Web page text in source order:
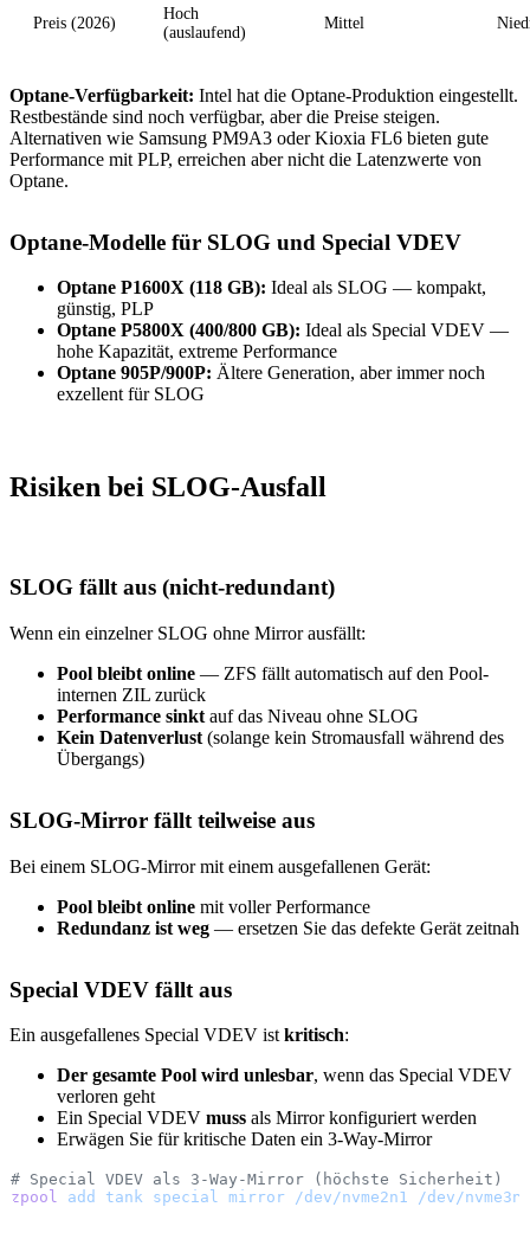
Preis (2026)
Hoch
(auslaufend)
Mittel
Optane-Verfügbarkeit: Intel hat die Optane-Produktion eingestellt.
Restbestände sind noch verfügbar, aber die Preise steigen.
Alternativen wie Samsung PM9A3 oder Kioxia FL6 bieten gute
Performance mit PLP, erreichen aber nicht die Latenzwerte von
Optane.
Optane-Modelle für SLOG und Special VDEV
Optane P1600X (118 GB): Ideal als SLOG — kompakt,
günstig, PLP
Optane P5800X (400/800 GB): Ideal als Special VDEV —
hohe Kapazität, extreme Performance
Optane 905P/900P: Ältere Generation, aber immer noch
exzellent für SLOG
Risiken bei SLOG-Ausfall
SLOG fällt aus (nicht-redundant)
Wenn ein einzelner SLOG ohne Mirror ausfällt:
Pool bleibt online — ZFS fällt automatisch auf den Pool-
internen ZIL zurück
Performance sinkt auf das Niveau ohne SLOG
Kein Datenverlust (solange kein Stromausfall während des
Übergangs)
SLOG-Mirror fällt teilweise aus
Bei einem SLOG-Mirror mit einem ausgefallenen Gerät:
Pool bleibt online mit voller Performance
Redundanz ist weg — ersetzen Sie das defekte Gerät zeitnah
Special VDEV fällt aus
Ein ausgefallenes Special VDEV istkritisch:
Der gesamte Pool wird unlesbar, wenn das Special VDEV
verloren geht
Ein Special VDEV muss als Mirror konfiguriert werden
Erwägen Sie für kritische Daten ein 3-Way-Mirror
# Special VDEV als 3-Way-Mirror (höchste Sicherheit)
zpool add tank special mirror /dev/nvme2n1 /dev/nvme3n1